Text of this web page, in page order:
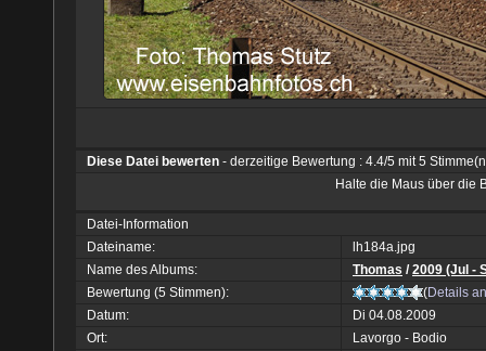
Diese Datei bewerten - derzeitige Bewertung : 4.4/5 mit 5
Halte die Maus über die
Datei-Information
Dateiname:
lh184a.jpg
Name des Albums:
Thomas /2009 (Jul -
Bewertung (5 Stimmen):
(Details
Datum:
Di 04.08.2009
Ort:
Lavorgo - Bodio